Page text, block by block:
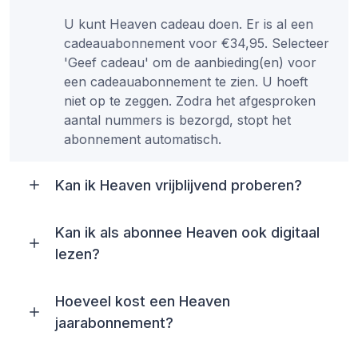
U kunt Heaven cadeau doen. Er is al een
cadeauabonnement voor €34,95. Selecteer
'Geef cadeau' om de aanbieding(en) voor
een cadeauabonnement te zien. U hoeft
niet op te zeggen. Zodra het afgesproken
aantal nummers is bezorgd, stopt het
abonnement automatisch.
Kan ik Heaven vrijblijvend proberen?
Kan ik als abonnee Heaven ook digitaal
lezen?
Hoeveel kost een Heaven
jaarabonnement?